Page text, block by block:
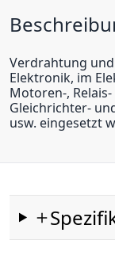
Verdrahtung
Elektronik, im
Motoren-,
Gleichrichter-
usw. eingesetzt